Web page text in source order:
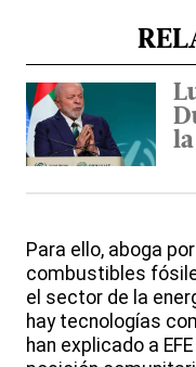
Para ello, aboga
combustibles
el sector de la
hay tecnologías
han explicado a